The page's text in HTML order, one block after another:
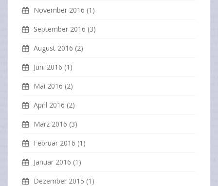
November 2016 (1)
September 2016 (3)
August 2016 (2)
Juni 2016 (1)
Mai 2016 (2)
April 2016 (2)
März 2016 (3)
Februar 2016 (1)
Januar 2016 (1)
Dezember 2015 (1)